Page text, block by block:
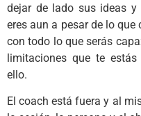
dejar de lado sus ideas y
eres aun a pesar de lo
con todo lo que serás
limitaciones que te
ello.
El coach está fuera y al